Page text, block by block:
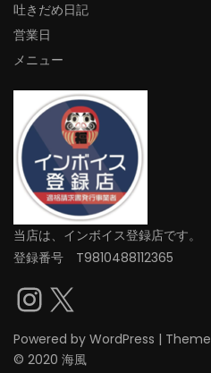
吐きだめ日記
営業日
メニュー
当店は、インボイス登録店です。
登録番号 T9810488112365
Instagram
X
Powered by WordPress | Theme
© 2020 海風